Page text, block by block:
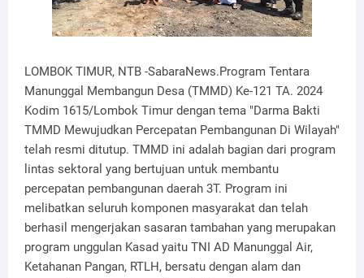
LOMBOK TIMUR, NTB -SabaraNews.Program Tentara
Manunggal Membangun Desa (TMMD) Ke-121 TA. 2024
Kodim 1615/Lombok Timur dengan tema "Darma Bakti
TMMD Mewujudkan Percepatan Pembangunan Di Wilayah"
telah resmi ditutup. TMMD ini adalah bagian dari program
lintas sektoral yang bertujuan untuk membantu
percepatan pembangunan daerah 3T. Program ini
melibatkan seluruh komponen masyarakat dan telah
berhasil mengerjakan sasaran tambahan yang merupakan
program unggulan Kasad yaitu TNI AD Manunggal Air,
Ketahanan Pangan, RTLH, bersatu dengan alam dan